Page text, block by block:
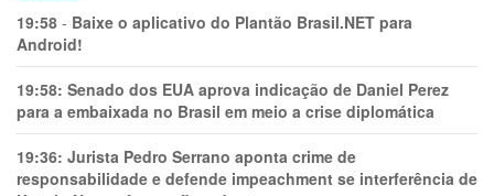
19:58 - Baixe o aplicativo do Plantão Brasil.NET para
Android!
19:58: Senado dos EUA aprova indicação de Daniel Perez
para a embaixada no Brasil em meio a crise diplomática
19:36: Jurista Pedro Serrano aponta crime de
responsabilidade e defende impeachment se interferência de